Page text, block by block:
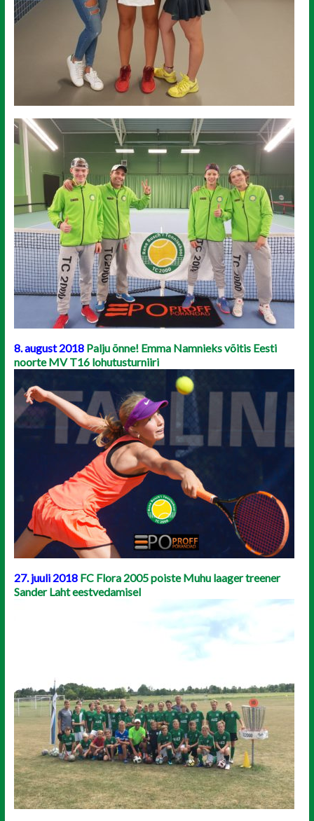
8. august 2018 Palju õnne! Emma Namnieks võitis Eesti
noorte MV T16 lohutusturniiri
27. juuli 2018 FC Flora 2005 poiste Muhu laager treener
Sander Laht eestvedamisel